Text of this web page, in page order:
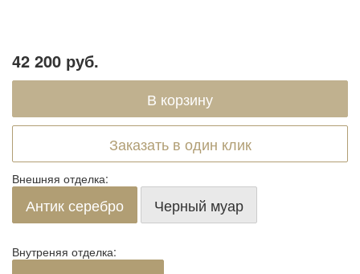
42 200 руб.
Заказать в один клик
Внешняя отделка:
Антик серебро Черный муар
Внутреняя отделка: